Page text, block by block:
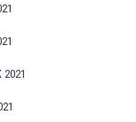
2021